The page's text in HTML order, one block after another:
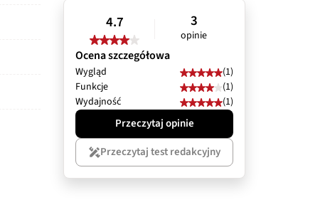
4.7 3
opinie
Ocena szczegółowa
Wygląd
(1)
Funkcje
(1)
Wydajność
(1)
Przeczytaj opinie
Przeczytaj test redakcyjny